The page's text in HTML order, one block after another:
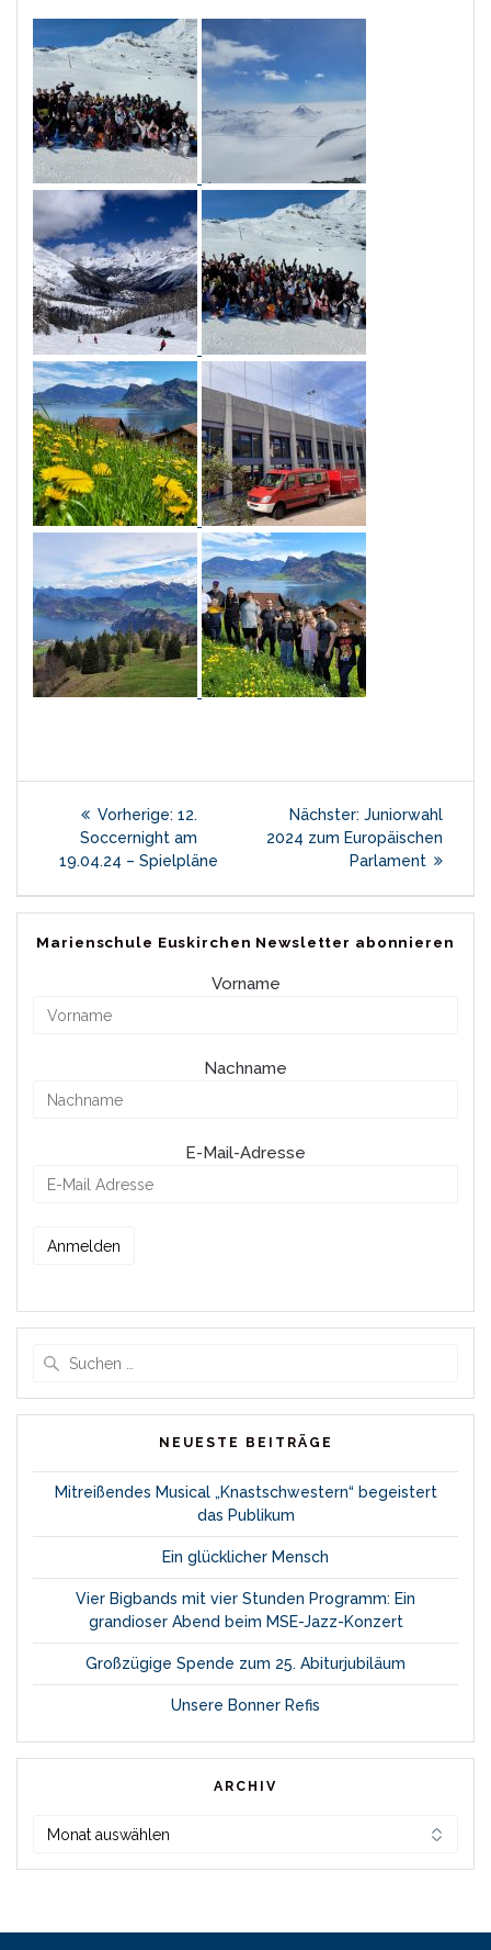
Beitragsnavigation
Vorherige: Vorheriger
Beitrag:
12.
Soccernight am
19.04.24 – Spielpläne
Nächster: Nächster
Beitrag:
Juniorwahl
2024 zum Europäischen
Parlament
Marienschule Euskirchen Newsletter abonnieren
Vorname
Nachname
E-Mail-Adresse
NEUESTE BEITRÄGE
Mitreißendes Musical „Knastschwestern“ begeistert
das Publikum
Ein glücklicher Mensch
Vier Bigbands mit vier Stunden Programm: Ein
grandioser Abend beim MSE-Jazz-Konzert
Großzügige Spende zum 25. Abiturjubiläum
Unsere Bonner Refis
ARCHIV